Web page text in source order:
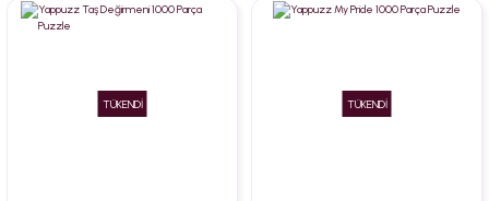
TÜKENDİ TÜKENDİ